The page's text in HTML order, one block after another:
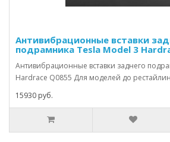
Антивибрационные вставки
подрамника Tesla Model 3
Антивибрационные вставки заднего
Hardrace Q0855 Для моделей до
15930 руб.